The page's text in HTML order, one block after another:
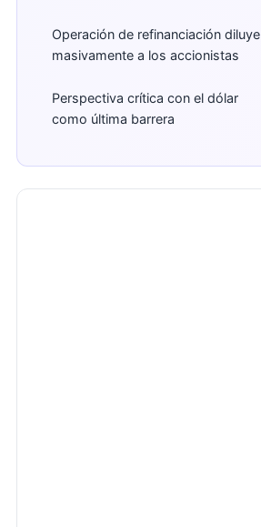
Operación de refinanciación diluye
masivamente a los accionistas
Perspectiva crítica con el dólar
como última barrera